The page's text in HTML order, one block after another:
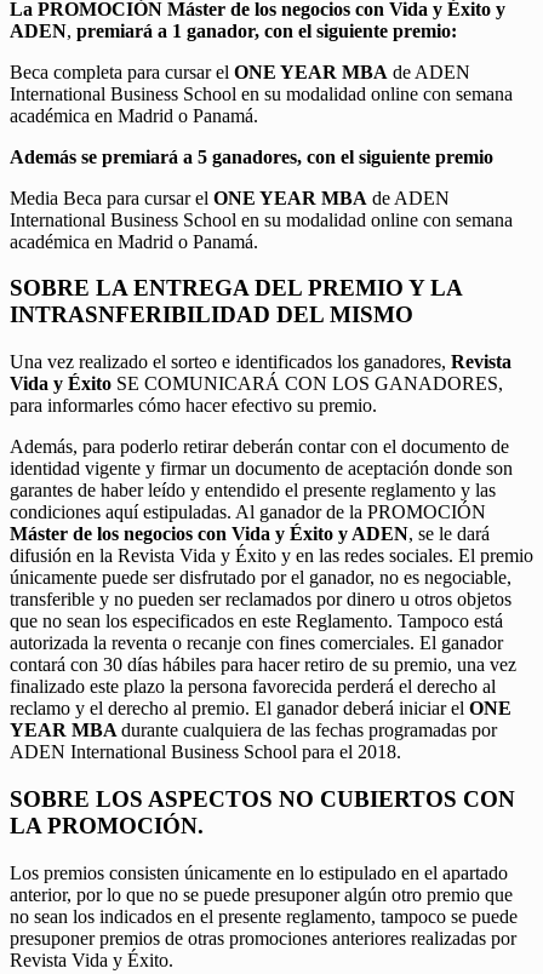
La PROMOCIÓN Máster de los negocios con Vida y Éxito y
ADEN, premiará a 1 ganador, con el siguiente premio:
Beca completa para cursar el ONE YEAR MBA de ADEN
International Business School en su modalidad online con semana
académica en Madrid o Panamá.
Además se premiará a 5 ganadores, con el siguiente premio
Media Beca para cursar el ONE YEAR MBA de ADEN
International Business School en su modalidad online con semana
académica en Madrid o Panamá.
SOBRE LA ENTREGA DEL PREMIO Y LA
INTRASNFERIBILIDAD DEL MISMO
Una vez realizado el sorteo e identificados los ganadores, Revista
Vida y Éxito SE COMUNICARÁ CON LOS GANADORES,
para informarles cómo hacer efectivo su premio.
Además, para poderlo retirar deberán contar con el documento de
identidad vigente y firmar un documento de aceptación donde son
garantes de haber leído y entendido el presente reglamento y las
condiciones aquí estipuladas. Al ganador de la PROMOCIÓN
Máster de los negocios con Vida y Éxito y ADEN, se le dará
difusión en la Revista Vida y Éxito y en las redes sociales. El premio
únicamente puede ser disfrutado por el ganador, no es negociable,
transferible y no pueden ser reclamados por dinero u otros objetos
que no sean los especificados en este Reglamento. Tampoco está
autorizada la reventa o recanje con fines comerciales. El ganador
contará con 30 días hábiles para hacer retiro de su premio, una vez
finalizado este plazo la persona favorecida perderá el derecho al
reclamo y el derecho al premio. El ganador deberá iniciar el ONE
YEAR MBA durante cualquiera de las fechas programadas por
ADEN International Business School para el 2018.
SOBRE LOS ASPECTOS NO CUBIERTOS CON
LA PROMOCIÓN.
Los premios consisten únicamente en lo estipulado en el apartado
anterior, por lo que no se puede presuponer algún otro premio que
no sean los indicados en el presente reglamento, tampoco se puede
presuponer premios de otras promociones anteriores realizadas por
Revista Vida y Éxito.